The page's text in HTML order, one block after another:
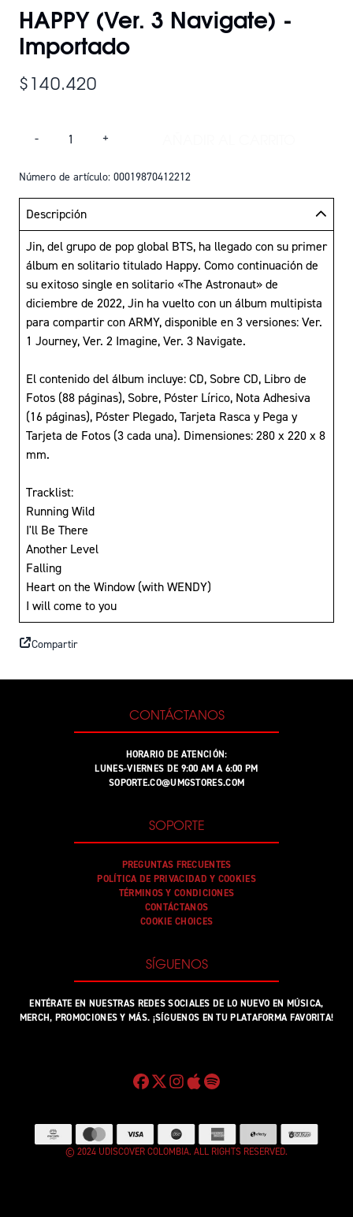
HAPPY (Ver. 3 Navigate) -
Importado
$140.420
- +
Número de artículo: 00019870412212
Descripción
Jin, del grupo de pop global BTS, ha llegado con su primer
álbum en solitario titulado Happy. Como continuación de
su exitoso single en solitario «The Astronaut» de
diciembre de 2022, Jin ha vuelto con un álbum multipista
para compartir con ARMY, disponible en 3 versiones: Ver.
1 Journey, Ver. 2 Imagine, Ver. 3 Navigate.
El contenido del álbum incluye: CD, Sobre CD, Libro de
Fotos (88 páginas), Sobre, Póster Lírico, Nota Adhesiva
(16 páginas), Póster Plegado, Tarjeta Rasca y Pega y
Tarjeta de Fotos (3 cada una). Dimensiones: 280 x 220 x 8
mm.
Tracklist:
Running Wild
I'll Be There
Another Level
Falling
Heart on the Window (with WENDY)
I will come to you
Compartir
CONTÁCTANOS
HORARIO DE ATENCIÓN:
LUNES-VIERNES DE 9:00 AM A 6:00 PM
SOPORTE.CO@UMGSTORES.COM
SOPORTE
PREGUNTAS FRECUENTES
POLÍTICA DE PRIVACIDAD Y COOKIES
TÉRMINOS Y CONDICIONES
CONTÁCTANOS
COOKIE CHOICES
SÍGUENOS
ENTÉRATE EN NUESTRAS REDES SOCIALES DE LO NUEVO EN MÚSICA,
MERCH, PROMOCIONES Y MÁS. ¡SÍGUENOS EN TU PLATAFORMA FAVORITA!
© 2024 UDISCOVER COLOMBIA. ALL RIGHTS RESERVED.